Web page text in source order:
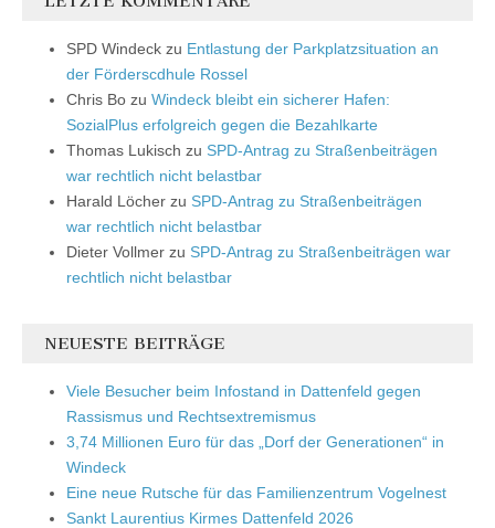
SPD Windeck zu Entlastung der Parkplatzsituation an
der Förderscdhule Rossel
Chris Bo zu Windeck bleibt ein sicherer Hafen:
SozialPlus erfolgreich gegen die Bezahlkarte
Thomas Lukisch zu SPD-Antrag zu Straßenbeiträgen
war rechtlich nicht belastbar
Harald Löcher zu SPD-Antrag zu Straßenbeiträgen
war rechtlich nicht belastbar
Dieter Vollmer zu SPD-Antrag zu Straßenbeiträgen war
rechtlich nicht belastbar
NEUESTE BEITRÄGE
Viele Besucher beim Infostand in Dattenfeld gegen
Rassismus und Rechtsextremismus
3,74 Millionen Euro für das „Dorf der Generationen“ in
Windeck
Eine neue Rutsche für das Familienzentrum Vogelnest
Sankt Laurentius Kirmes Dattenfeld 2026